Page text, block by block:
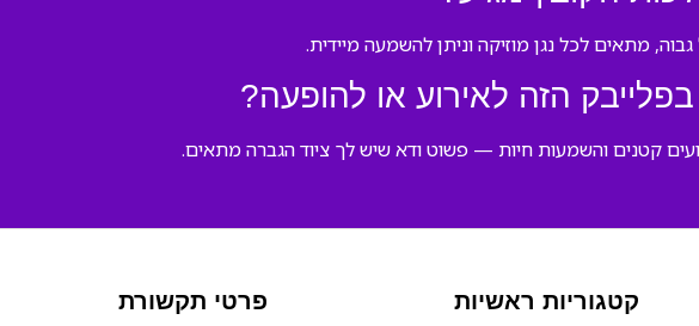
הזה לאירוע או להופעה?
קטנים והשמעות חיות — פשוט ודא שיש לך ציוד הגברה מתאים.
קטגוריות ראשיות
פרטי תקשורת